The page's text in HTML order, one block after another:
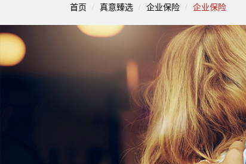
首页 真意臻选 企业保险 企业保险